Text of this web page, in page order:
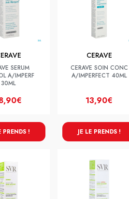
SERUM
A/IMPERF
30ML
PRENDS !
CERAVE
CERAVE SOIN CONC
A/IMPERFECT 40ML
13,90€
JE LE PRENDS !